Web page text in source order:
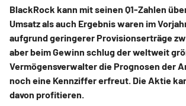
BlackRock kann mit seinen Q1-Zahlen
Umsatz als auch Ergebnis waren im
aufgrund geringerer Provisionserträge
aber beim Gewinn schlug der weltweit
Vermögensverwalter die Prognosen der
noch eine Kennziffer erfreut. Die Aktie
davon profitieren.